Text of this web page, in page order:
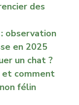
des
observation
en 2025
un chat ?
et comment
félin